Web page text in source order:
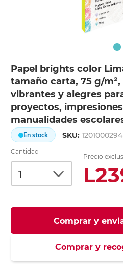
Papel brights color
tamaño carta, 75 g/m²,
vibrantes y alegres
proyectos,
manualidades
En stock SKU:1201000294
Cantidad
Precio
Comprar y
Comprar y